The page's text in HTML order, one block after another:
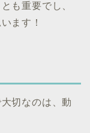
も重要でし、
ます！
切なのは、動